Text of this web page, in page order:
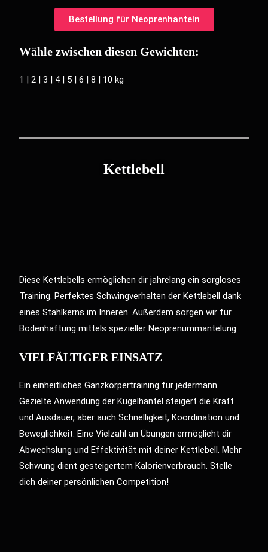
Bestellung für Neoprenhanteln
Wähle zwischen diesen Gewichten:
1 | 2 | 3 | 4 | 5 | 6 | 8 | 10 kg
Kettlebell
Diese Kettlebells ermöglichen dir jahrelang ein sorgloses
Training. Perfektes Schwingverhalten der Kettlebell dank
eines Stahlkerns im Inneren. Außerdem sorgen wir für
Bodenhaftung mittels spezieller Neoprenummantelung.
VIELFÄLTIGER EINSATZ
Ein einheitliches Ganzkörpertraining für jedermann.
Gezielte Anwendung der Kugelhantel steigert die Kraft
und Ausdauer, aber auch Schnelligkeit, Koordination und
Beweglichkeit. Eine Vielzahl an Übungen ermöglicht dir
Abwechslung und Effektivität mit deiner Kettlebell. Mehr
Schwung dient gesteigertem Kalorienverbrauch. Stelle
dich deiner persönlichen Competition!